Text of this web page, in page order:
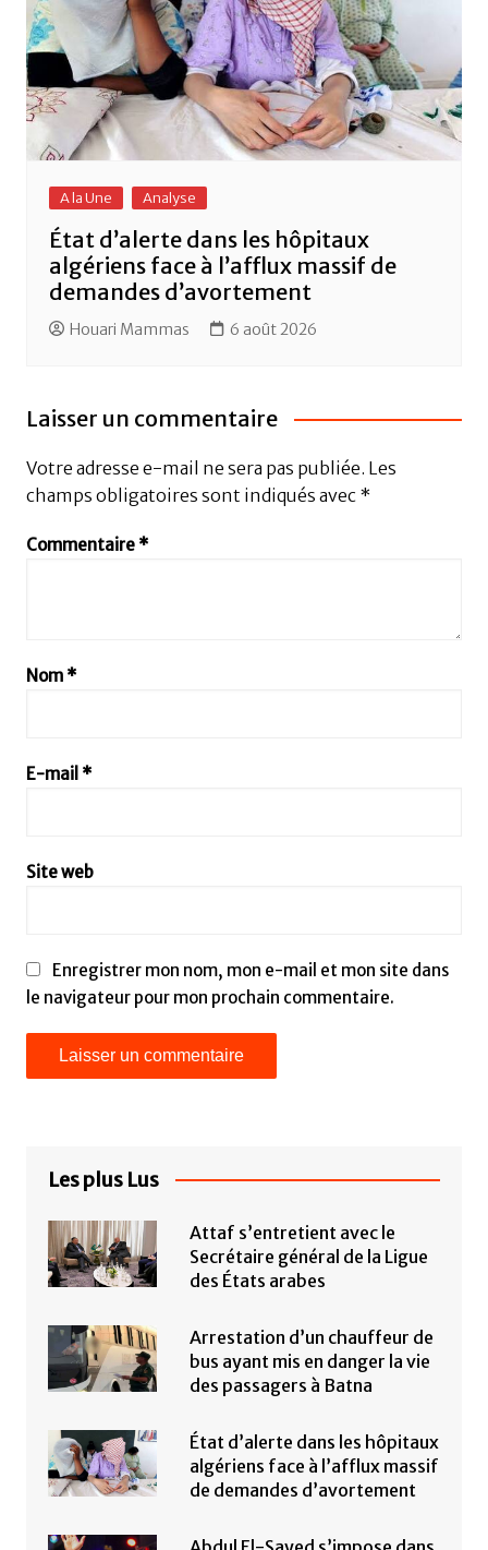
A la Une Analyse
État d’alerte dans les hôpitaux
algériens face à l’afflux massif de
demandes d’avortement
Houari Mammas 6 août 2026
Laisser un commentaire
Votre adresse e-mail ne sera pas publiée. Les
champs obligatoires sont indiqués avec *
Commentaire *
Nom *
E-mail *
Site web
Enregistrer mon nom, mon e-mail et mon site dans
le navigateur pour mon prochain commentaire.
Les plus Lus
Attaf s’entretient avec le
Secrétaire général de la Ligue
des États arabes
Arrestation d’un chauffeur de
bus ayant mis en danger la vie
des passagers à Batna
État d’alerte dans les hôpitaux
algériens face à l’afflux massif
de demandes d’avortement